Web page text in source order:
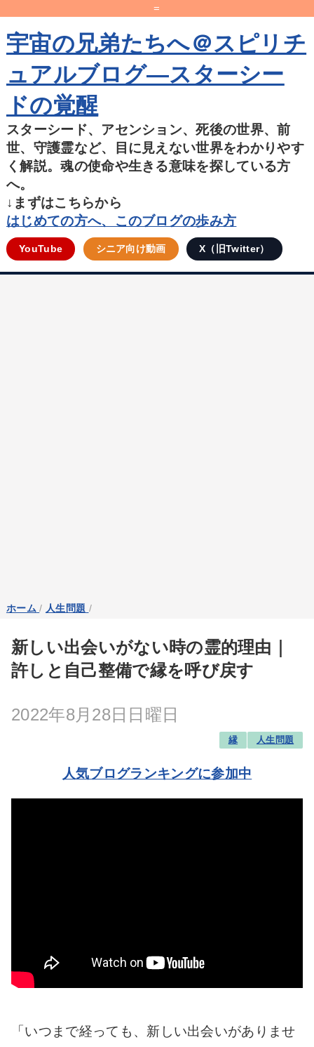
=
宇宙の兄弟たちへ＠スピリチ
ュアルブログ―スターシー
ドの覚醒
スターシード、アセンション、死後の世界、前
世、守護霊など、目に見えない世界をわかりやす
く解説。魂の使命や生きる意味を探している方
へ。
↓まずはこちらから
はじめての方へ、このブログの歩み方
YouTube シニア向け動画 X（旧Twitter）
ホーム / 人生問題 /
新しい出会いがない時の霊的理由｜
許しと自己整備で縁を呼び戻す
2022年8月28日日曜日
縁 人生問題
人気ブログランキングに参加中
「いつまで経っても、新しい出会いがありませ